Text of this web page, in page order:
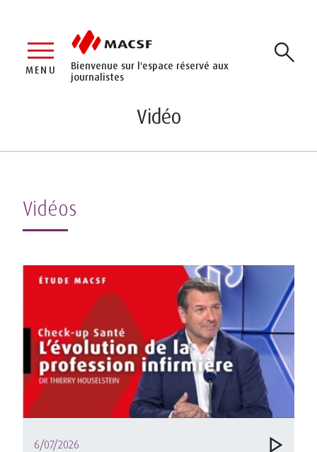
Bienvenue sur l'espace réservé aux
journalistes
MENU
Vidéo
Vidéos
6/07/2026